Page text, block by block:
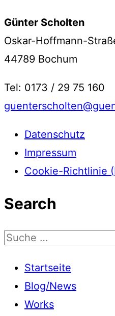
Günter Scholten
Oskar-Hoffmann-
44789 Bochum
Tel: 0173 / 29 75 160
Datenschutz
Impressum
Cookie-Richtlinie
Search
Suchen
Startseite
Blog/News
Works